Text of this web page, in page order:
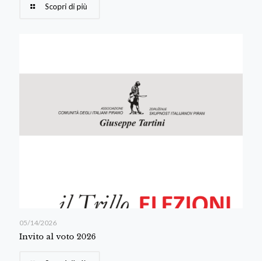
Scopri di più
05/14/2026
Invito al voto 2026